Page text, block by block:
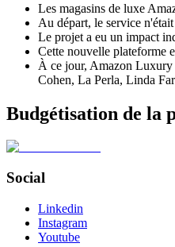
Les magasins de luxe
Au départ, le service
Le projet a eu un impact
Cette nouvelle plateforme
À ce jour, Amazon Luxury
Cohen, La Perla, Linda
Budgétisation de la
Social
Linkedin
Instagram
Youtube